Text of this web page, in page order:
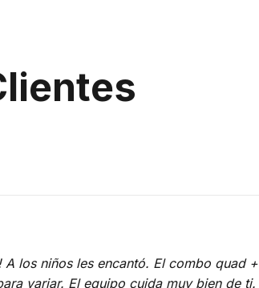
A los niños les encantó. El combo quad +
variar. El equipo cuida muy bien de ti.